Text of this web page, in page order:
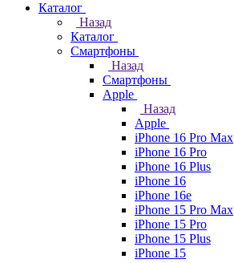
Каталог
Назад
Каталог
Смартфоны
Назад
Смартфоны
Apple
Назад
Apple
iPhone 16 Pro Max
iPhone 16 Pro
iPhone 16 Plus
iPhone 16
iPhone 16e
iPhone 15 Pro Max
iPhone 15 Pro
iPhone 15 Plus
iPhone 15